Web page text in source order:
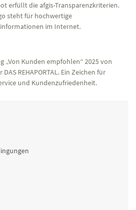
erfüllt die afgis-Transparenzkriterien.
steht für hochwertige
im Internet.
„Von Kunden empfohlen“ 2025 von
DAS REHAPORTAL. Ein Zeichen für
und Kundenzufriedenheit.